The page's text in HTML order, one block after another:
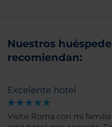
Nuestros
recomiendan:
Excelente hotel
Visite Roma con mi